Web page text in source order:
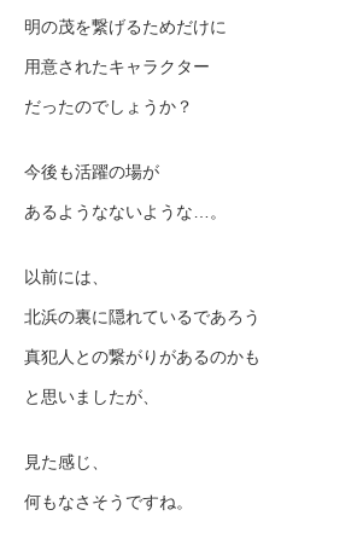
明の茂を繋げるためだけに
用意されたキャラクター
だったのでしょうか？
今後も活躍の場が
あるようなないような…。
以前には、
北浜の裏に隠れているであろう
真犯人との繋がりがあるのかも
と思いましたが、
見た感じ、
何もなさそうですね。